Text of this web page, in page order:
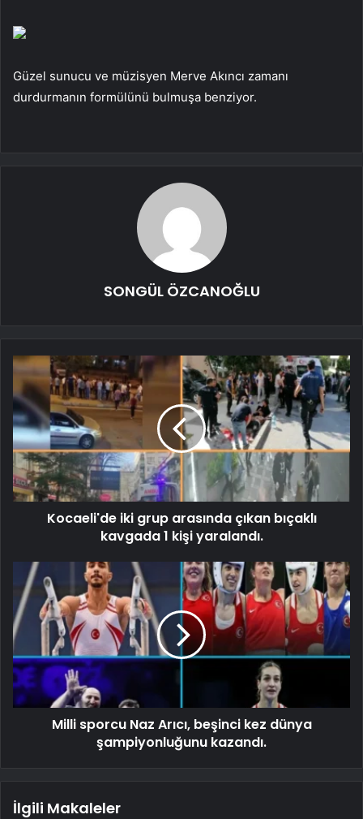
Güzel sunucu ve müzisyen Merve Akıncı zamanı
durdurmanın formülünü bulmuşa benziyor.
SONGÜL ÖZCANOĞLU
Kocaeli'de iki grup arasında çıkan bıçaklı
kavgada 1 kişi yaralandı.
Milli sporcu Naz Arıcı, beşinci kez dünya
şampiyonluğunu kazandı.
İlgili Makaleler